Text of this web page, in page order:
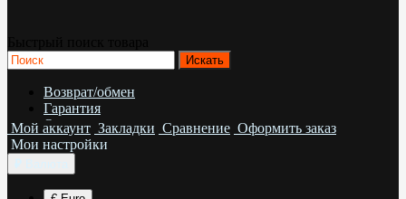
Возврат/обмен
Гарантия
Отзывы
Условия отправки
Условия соглашения
Политика безопасности
Мой аккаунт Закладки Сравнение Оформить заказ
Мои настройки